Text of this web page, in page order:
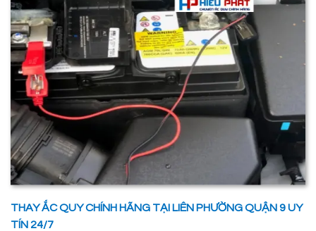
mọi hoạt động của các phương tiên giao thông không bị gián
đoạn. 1. Dịch vụ thay ắc quy tận nơi tại Phường Phú Hữu Quận 9
nhanh chóng, uy tín
THAY ẮC QUY CHÍNH HÃNG TẠI LIÊN PHƯỜNG QUẬN 9 UY
TÍN 24/7